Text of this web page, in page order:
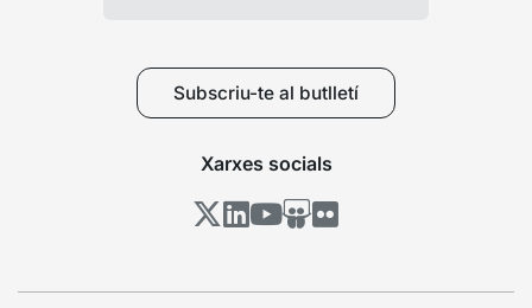
Subscriu-te al butlletí
Xarxes socials